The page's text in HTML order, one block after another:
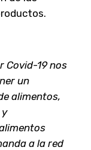
Covid-19 nos
un
alimentos,
a la red